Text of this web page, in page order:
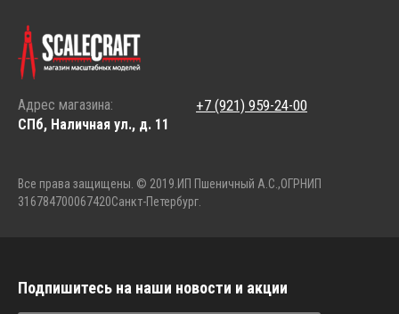
Адрес магазина:
СПб, Наличная ул., д. 11
+7 (921) 959-24-00
Все права защищены. © 2019. ИП Пшеничный А.С.,ОГРНИП
316784700067420Санкт-Петербург.
Подпишитесь на наши новости и акции